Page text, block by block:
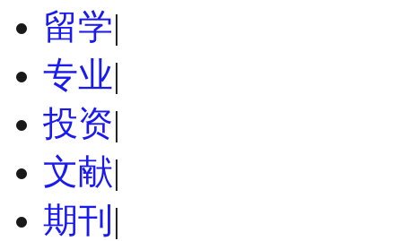
留学|
专业|
投资|
文献|
期刊 |